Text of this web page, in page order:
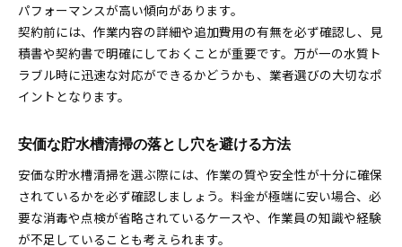
パフォーマンスが高い傾向があります。
契約前には、作業内容の詳細や追加費用の有無を必ず確認し、見
積書や契約書で明確にしておくことが重要です。万が一の水質ト
ラブル時に迅速な対応ができるかどうかも、業者選びの大切なポ
イントとなります。
安価な貯水槽清掃の落とし穴を避ける方法
安価な貯水槽清掃を選ぶ際には、作業の質や安全性が十分に確保
されているかを必ず確認しましょう。料金が極端に安い場合、必
要な消毒や点検が省略されているケースや、作業員の知識や経験
が不足していることも考えられます。